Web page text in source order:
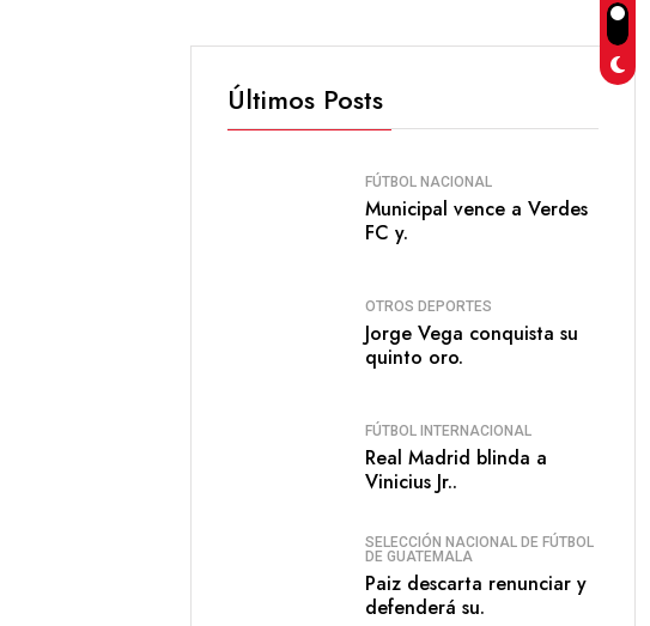
Últimos Posts
FÚTBOL NACIONAL
Municipal vence a Verdes
FC y.
OTROS DEPORTES
Jorge Vega conquista su
quinto oro.
FÚTBOL INTERNACIONAL
Real Madrid blinda a
Vinicius Jr..
SELECCIÓN NACIONAL DE FÚTBOL
DE GUATEMALA
Paiz descarta renunciar y
defenderá su.